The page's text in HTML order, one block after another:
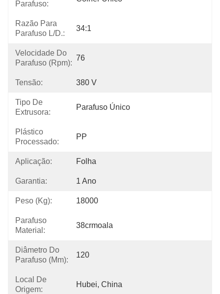
Parafuso:
Razão Para
Parafuso L/D.:
34:1
Velocidade Do
Parafuso (rpm):
76
Tensão: 380 V
Tipo De
Extrusora:
Parafuso Único
Plástico
Processado:
PP
Aplicação: Folha
Garantia: 1 Ano
Peso (kg): 18000
Parafuso
Material:
38crmoala
Diâmetro Do
Parafuso (mm):
120
Local De
Origem:
Hubei, China